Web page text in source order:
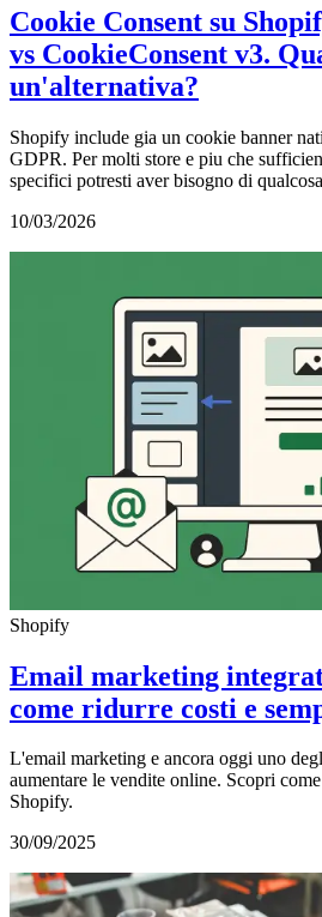
Cookie Consent su
vs CookieConsent v3.
un'alternativa?
Shopify include gia un cookie banner
GDPR. Per molti store e piu che
specifici potresti aver bisogno di
10/03/2026
Shopify
Email marketing
come ridurre costi e
L'email marketing e ancora oggi uno
aumentare le vendite online. Scopri
Shopify.
30/09/2025